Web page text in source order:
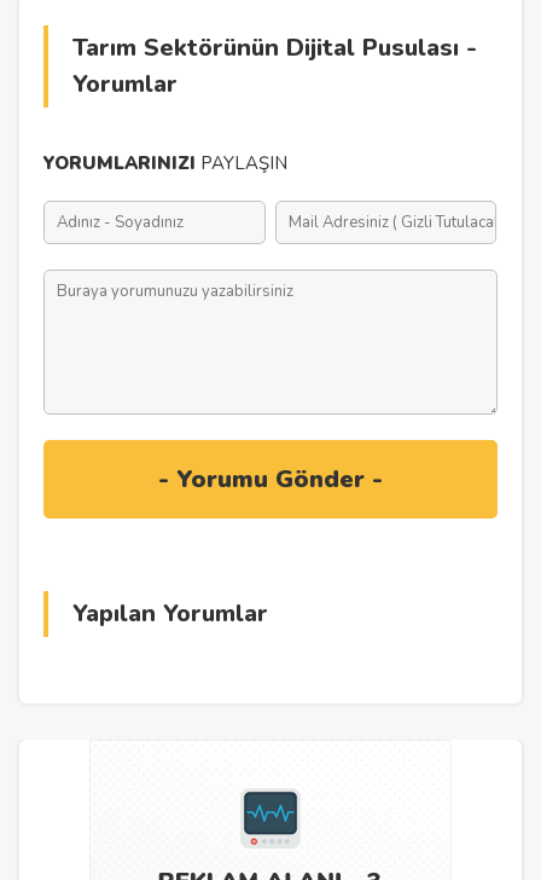
Tarım Sektörünün Dijital Pusulası -
Yorumlar
YORUMLARINIZI PAYLAŞIN
Yapılan Yorumlar